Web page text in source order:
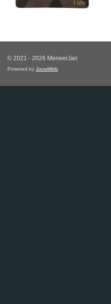
© 2021 - 2026 MeneerJan
Powered by JouwWeb